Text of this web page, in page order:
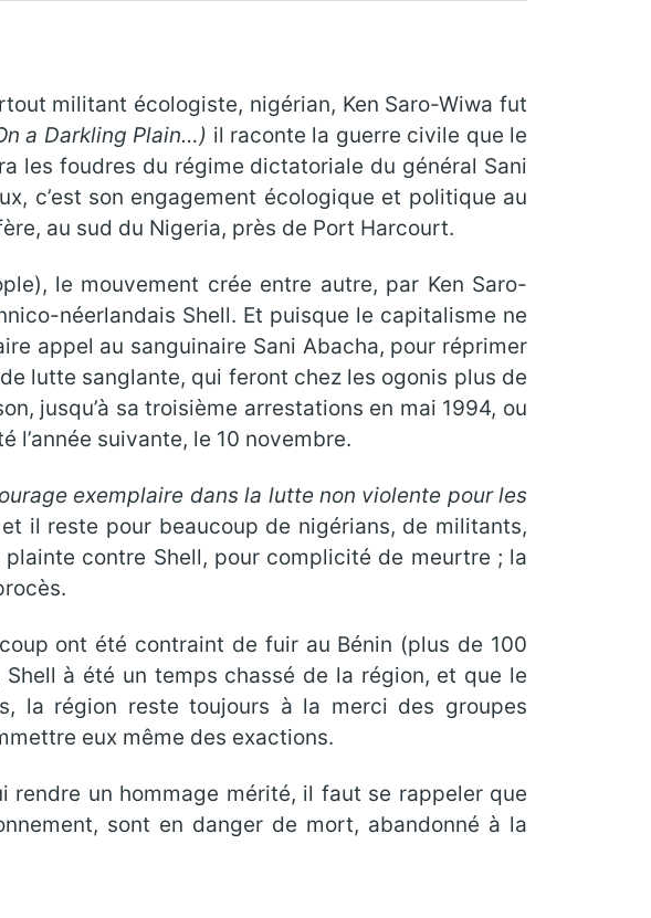
militant écologiste, nigérian, Ken Saro-Wiwa fut
a Darkling Plain…) il raconte la guerre civile que le
les foudres du régime dictatoriale du général Sani
c’est son engagement écologique et politique au
au sud du Nigeria, près de Port Harcourt.
le mouvement crée entre autre, par Ken Saro-
néerlandais Shell. Et puisque le capitalisme ne
appel au sanguinaire Sani Abacha, pour réprimer
lutte sanglante, qui feront chez les ogonis plus de
jusqu’à sa troisième arrestations en mai 1994, ou
suivante, le 10 novembre.
exemplaire dans la lutte non violente pour les
il reste pour beaucoup de nigérians, de militants,
contre Shell, pour complicité de meurtre ; la
ont été contraint de fuir au Bénin (plus de 100
à été un temps chassé de la région, et que le
la région reste toujours à la merci des groupes
eux même des exactions.
rendre un hommage mérité, il faut se rappeler que
sont en danger de mort, abandonné à la